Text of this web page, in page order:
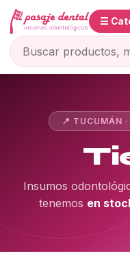
☰
📍 TUCUMÁN
Insumos
tenemos en